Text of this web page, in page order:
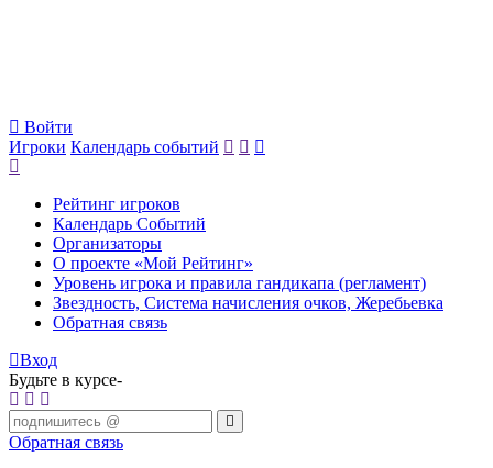
Войти
Игроки Календарь событий
Рейтинг игроков
Календарь Событий
Организаторы
О проекте «Мой Рейтинг»
Уровень игрока и правила гандикапа (регламент)
Звездность, Система начисления очков, Жеребьевка
Обратная связь
Вход
Будьте в курсе-
Обратная связь